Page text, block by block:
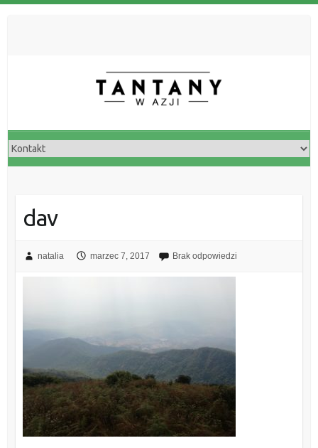
dav
natalia marzec 7, 2017 Brak odpowiedzi